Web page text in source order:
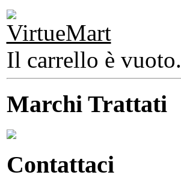
Il carrello è vuoto.
Marchi Trattati
Contattaci